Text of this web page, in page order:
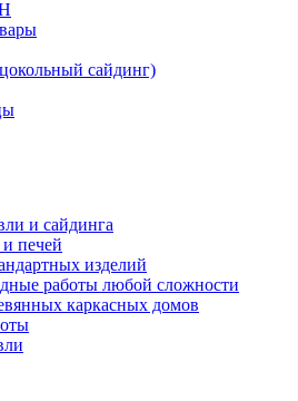
сайдинг)
и сайдинга
печей
изделий
работы любой сложности
каркасных домов